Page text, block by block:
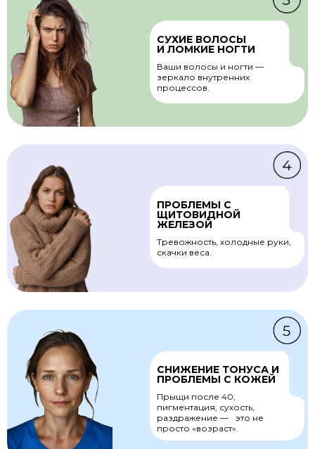
СУХИЕ ВОЛОСЫ
И ЛОМКИЕ НОГТИ
Ваши волосы и ногти —
зеркало внутренних
процессов.
ПРОБЛЕМЫ С
ЩИТОВИДНОЙ
ЖЕЛЕЗОЙ
Тревожность, холодные руки,
скачки веса.
СНИЖЕНИЕ ТОНУСА И
ПРОБЛЕМЫ С КОЖЕЙ
Прыщи после 40,
пигментация, сухость,
раздражение — это не
просто «возраст».